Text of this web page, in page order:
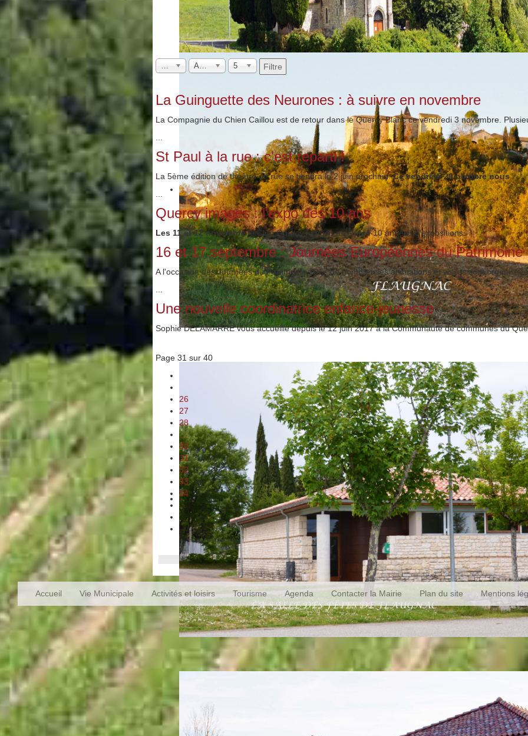
Mois Année 5 Filtre
La Guinguette des Neurones : à suivre en novembre
La Compagnie du Chien Caillou est de retour dans le Quercy Blanc ce vendredi 3 novembre.
St Paul à la rue : c'est reparti !
La 5ème édition de théâtre de rue se tiendra le 2 juin prochain.Ce vendredi 20 octobre nous
Quercy images : l'expo des 10 ans
Les 11 et 12 novembrele Club Quercy Images a célébré 10 années d'expositions.
16 et 17 septembre : Journées Européennes du Patrimoine
A l'occasion des Journées du Patrimoine 2017 de nombreuses animations et visites sont
Une nouvelle coordinatrice enfance-jeunesse
Sophie DELAMARRE vous accueille depuis le 12 juin 2017 à la Communauté de communes du
Page 31 sur 40
26
27
28
...
30
31
32
33
34
...
Accueil Vie Municipale Activités et loisirs Tourisme Agenda Contacter la Mairie Plan du site Mentions